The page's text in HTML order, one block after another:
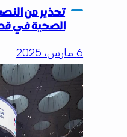
تحذير من
الصحية في
6 مارس، 2025